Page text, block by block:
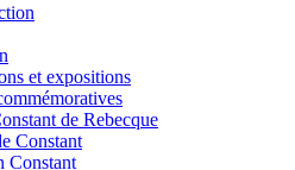
et expositions
de Rebecque
Constant
Constant